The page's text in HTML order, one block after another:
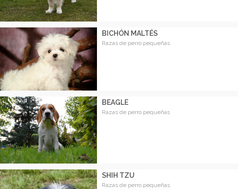
BICHÓN MALTÉS
Razas de perro pequeñas
BEAGLE
Razas de perro pequeñas
SHIH TZU
Razas de perro pequeñas